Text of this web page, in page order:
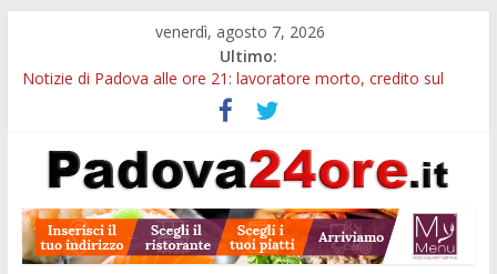
venerdì, agosto 7, 2026
Ultimo:
Notizie di Padova alle ore 21: lavoratore morto, credito sul
Sicurezza esodo estivo Padova: più controlli su strade, stazioni
e treni
Bonus trasporto pubblico Veneto: 200 euro per l’abbonamento
Notizie di Padova alle ore 10: arresto, fermata Busitalia e
tregua dal caldo